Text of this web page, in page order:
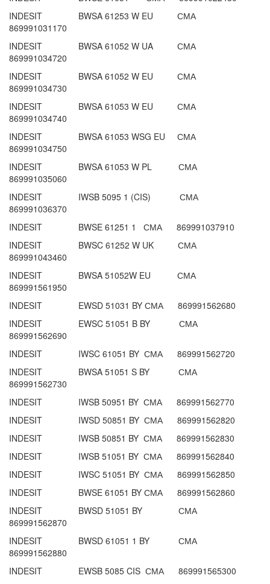
INDESIT BWSA 61253 W EU СМА
869991031170
INDESIT BWSA 61052 W UA СМА
869991034720
INDESIT BWSA 61052 W EU СМА
869991034730
INDESIT BWSA 61053 W EU СМА
869991034740
INDESIT BWSA 61053 WSG EU СМА
869991034750
INDESIT BWSA 61053 W PL СМА
869991035060
INDESIT IWSB 5095 1 (CIS) СМА
869991036370
INDESIT BWSE 61251 1 СМА 869991037910
INDESIT BWSC 61252 W UK СМА
869991043460
INDESIT BWSA 51052W EU СМА
869991561950
INDESIT EWSD 51031 BY СМА 869991562680
INDESIT EWSC 51051 B BY СМА
869991562690
INDESIT IWSC 61051 BY СМА 869991562720
INDESIT BWSA 51051 S BY СМА
869991562730
INDESIT IWSB 50951 BY СМА 869991562770
INDESIT IWSD 50851 BY СМА 869991562820
INDESIT IWSB 50851 BY СМА 869991562830
INDESIT IWSB 51051 BY СМА 869991562840
INDESIT IWSC 51051 BY СМА 869991562850
INDESIT BWSE 61051 BY СМА 869991562860
INDESIT BWSD 51051 BY СМА
869991562870
INDESIT BWSD 61051 1 BY СМА
869991562880
INDESIT EWSB 5085 CIS СМА 869991565300